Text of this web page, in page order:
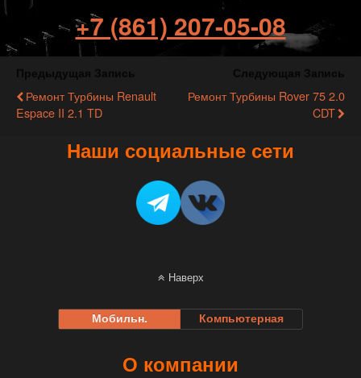
+7 (861) 207-05-08
Ремонт Турбины Renault
Espace II 2.1 TD
Ремонт Турбины Rover 75 2.0
CDT
Наши социальные сети
Наверх
Мобильн. Компьютерная
О компании